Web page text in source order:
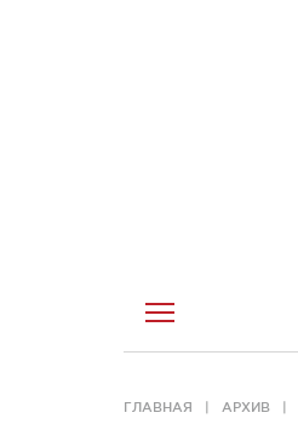
ГЛАВНАЯ АРХИВ